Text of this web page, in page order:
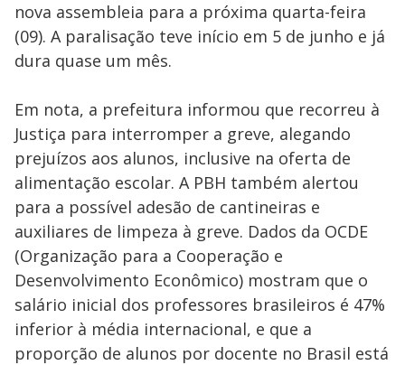
nova assembleia para a próxima quarta-feira
(09). A paralisação teve início em 5 de junho e já
dura quase um mês.
Em nota, a prefeitura informou que recorreu à
Justiça para interromper a greve, alegando
prejuízos aos alunos, inclusive na oferta de
alimentação escolar. A PBH também alertou
para a possível adesão de cantineiras e
auxiliares de limpeza à greve. Dados da OCDE
(Organização para a Cooperação e
Desenvolvimento Econômico) mostram que o
salário inicial dos professores brasileiros é 47%
inferior à média internacional, e que a
proporção de alunos por docente no Brasil está